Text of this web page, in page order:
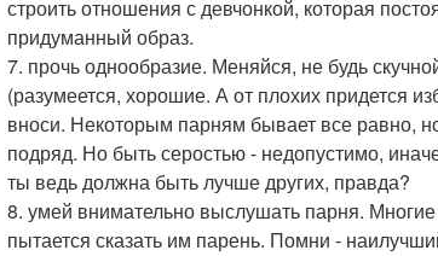
строить отношения с девчонкой, которая
придуманный образ.
7. прочь однообразие. Меняйся, не будь
(разумеется, хорошие. А от плохих придется
вноси. Некоторым парням бывает все равно,
подряд. Но быть серостью - недопустимо,
ты ведь должна быть лучше других, правда?
8. умей внимательно выслушать парня. Многие
пытается сказать им парень. Помни -